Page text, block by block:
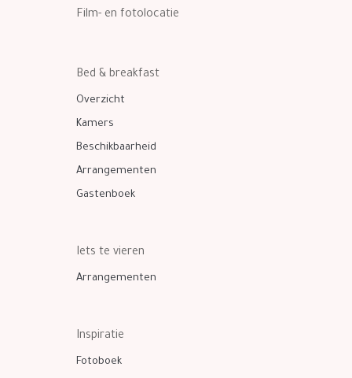
Film- en fotolocatie
Bed & breakfast
Overzicht
Kamers
Beschikbaarheid
Arrangementen
Gastenboek
Iets te vieren
Arrangementen
Inspiratie
Fotoboek